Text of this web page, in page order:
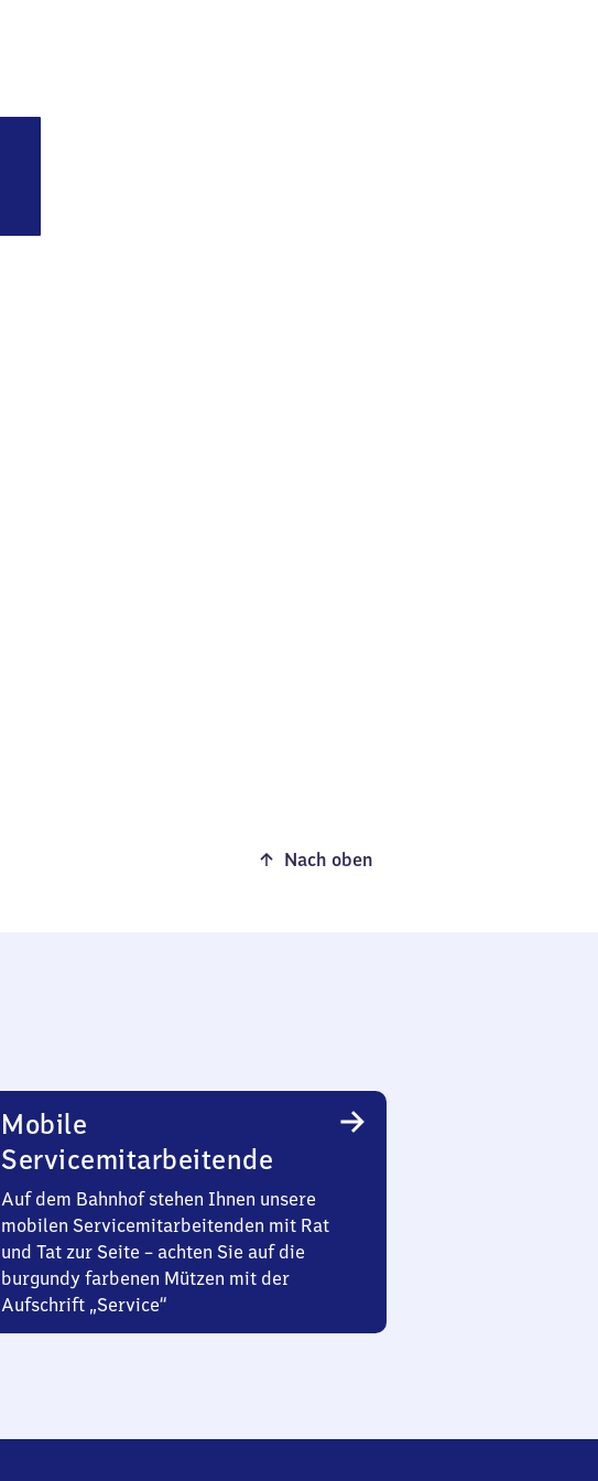
Nach oben
Mobile
Servicemitarbeitende
Auf dem Bahnhof stehen Ihnen unsere
mobilen Servicemitarbeitenden mit Rat
und Tat zur Seite – achten Sie auf die
burgundy farbenen Mützen mit der
Aufschrift „Service“